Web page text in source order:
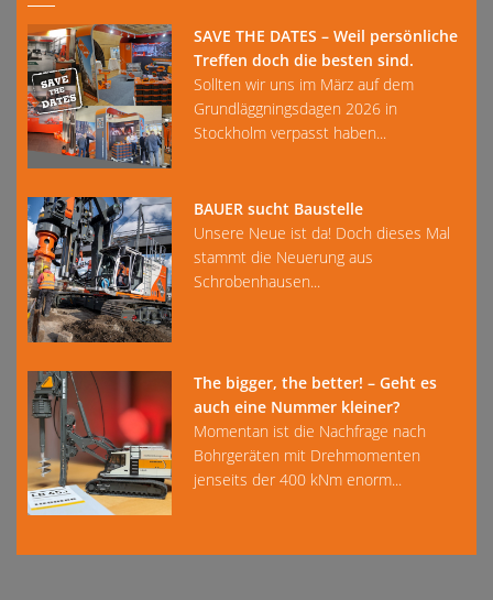
SAVE THE DATES – Weil persönliche
Treffen doch die besten sind.
Sollten wir uns im März auf dem
Grundläggningsdagen 2026 in
Stockholm verpasst haben...
BAUER sucht Baustelle
Unsere Neue ist da! Doch dieses Mal
stammt die Neuerung aus
Schrobenhausen...
The bigger, the better! – Geht es
auch eine Nummer kleiner?
Momentan ist die Nachfrage nach
Bohrgeräten mit Drehmomenten
jenseits der 400 kNm enorm...